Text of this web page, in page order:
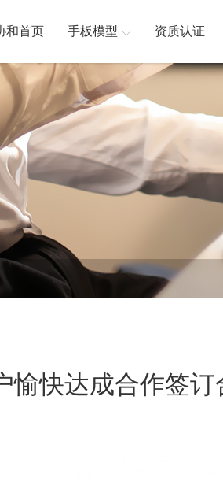
和首页 手板模型 资质认证
愉快达成合作签订